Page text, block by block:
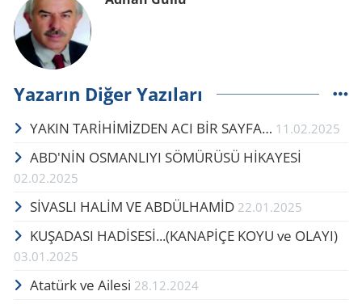
Yazarın Diğer Yazıları
YAKIN TARİHİMİZDEN ACI BİR SAYFA… 11.02.2025
ABD'NİN OSMANLIYI SÖMÜRÜSÜ HİKAYESİ
02.02.2025
SİVASLI HALİM VE ABDÜLHAMİD 22.01.2025
KUŞADASI HADİSESİ...(KANAPİÇE KOYU ve OLAYI)
03.01.2025
Atatürk ve Ailesi 28.12.2024